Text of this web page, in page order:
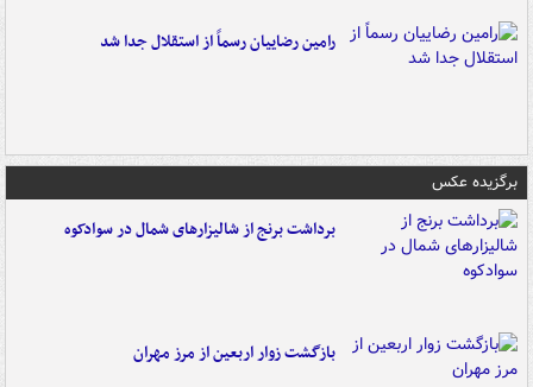
رامین رضاییان رسماً از استقلال جدا شد
برگزیده عکس
برداشت برنج از شالیزارهای شمال در سوادکوه
بازگشت زوار اربعین از مرز مهران